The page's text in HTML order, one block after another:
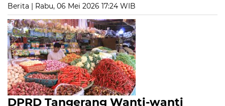
Berita | Rabu, 06 Mei 2026 17:24 WIB
DPRD Tangerang Wanti-wanti